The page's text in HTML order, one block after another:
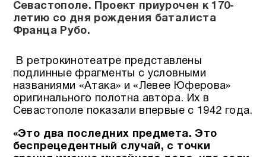
Севастополе. Проект приурочен к 170-
летию со дня рождения баталиста
Франца Рубо.
В ретрокинотеатре представлены
подлинные фрагменты с условными
названиями «Атака» и «Левее Юферова»
оригинального полотна автора. Их в
Севастополе показали впервые с 1942 года.
«Это два последних предмета. Это
беспрецедентный случай, с точки